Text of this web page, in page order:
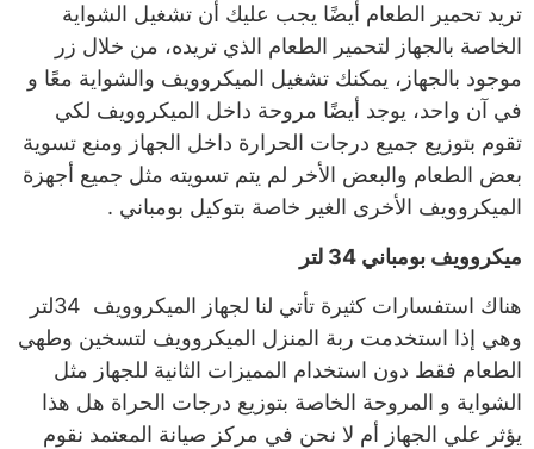
تريد تحمير الطعام أيضًا يجب عليك أن تشغيل الشواية
الخاصة بالجهاز لتحمير الطعام الذي تريده، من خلال زر
موجود بالجهاز، يمكنك تشغيل الميكروويف والشواية معًا و
في آن واحد، يوجد أيضًا مروحة داخل الميكروويف لكي
تقوم بتوزيع جميع درجات الحرارة داخل الجهاز ومنع تسوية
بعض الطعام والبعض الأخر لم يتم تسويته مثل جميع أجهزة
الميكروويف الأخرى الغير خاصة بتوكيل بومباني .
ميكروويف بومباني 34 لتر
هناك استفسارات كثيرة تأتي لنا لجهاز الميكروويف 34لتر
وهي إذا استخدمت ربة المنزل الميكروويف لتسخين وطهي
الطعام فقط دون استخدام المميزات الثانية للجهاز مثل
الشواية و المروحة الخاصة بتوزيع درجات الحراة هل هذا
يؤثر علي الجهاز أم لا نحن في مركز صيانة المعتمد نقوم